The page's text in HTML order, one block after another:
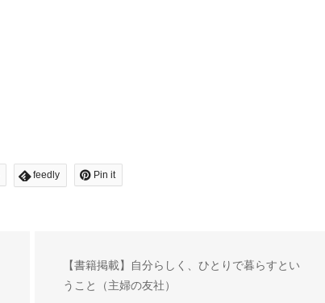
feedly Pin it
【書籍掲載】自分らしく、ひとりで暮らすとい
うこと（主婦の友社）